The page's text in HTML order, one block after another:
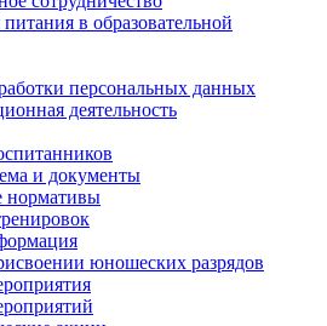
в образовательной
персональных данных
деятельность
и документы
нормативы
юношеских разрядов